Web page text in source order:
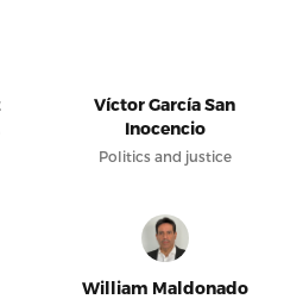
Víctor García San
Inocencio
Politics and justice
William Maldonado